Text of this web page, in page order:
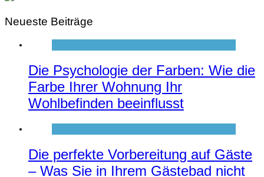
Neueste Beiträge
Die Psychologie der Farben: Wie die
Farbe Ihrer Wohnung Ihr
Wohlbefinden beeinflusst
Die perfekte Vorbereitung auf Gäste
– Was Sie in Ihrem Gästebad nicht